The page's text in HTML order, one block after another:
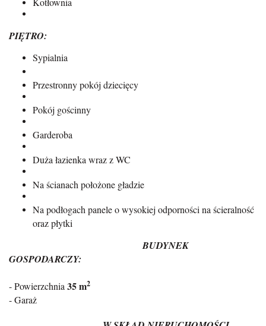
PIĘTRO:
Sypialnia
Przestronny pokój dziecięcy
Pokój gościnny
Garderoba
Duża łazienka wraz z WC
Na ścianach położone gładzie
Na podłogach panele o wysokiej odporności na ścieralność
oraz płytki
BUDYNEK
GOSPODARCZY:
- Powierzchnia35 m2
- Garaż